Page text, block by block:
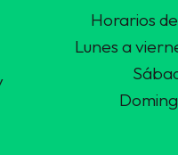
Horarios
Lunes a